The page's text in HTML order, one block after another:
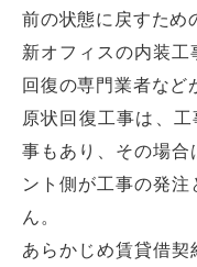
前の状態に戻すため
新オフィスの内装
回復の専門業者など
原状回復工事は、
事もあり、その場
ント側が工事の発
ん。
あらかじめ賃貸借